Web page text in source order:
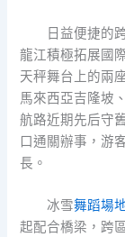
日益便捷的
龍江積極拓展國
天秤舞台上的兩
馬來西亞吉隆坡
航路近期先后守
口通關辦事，游
長。
冰雪舞蹈場
起配合橋梁，跨